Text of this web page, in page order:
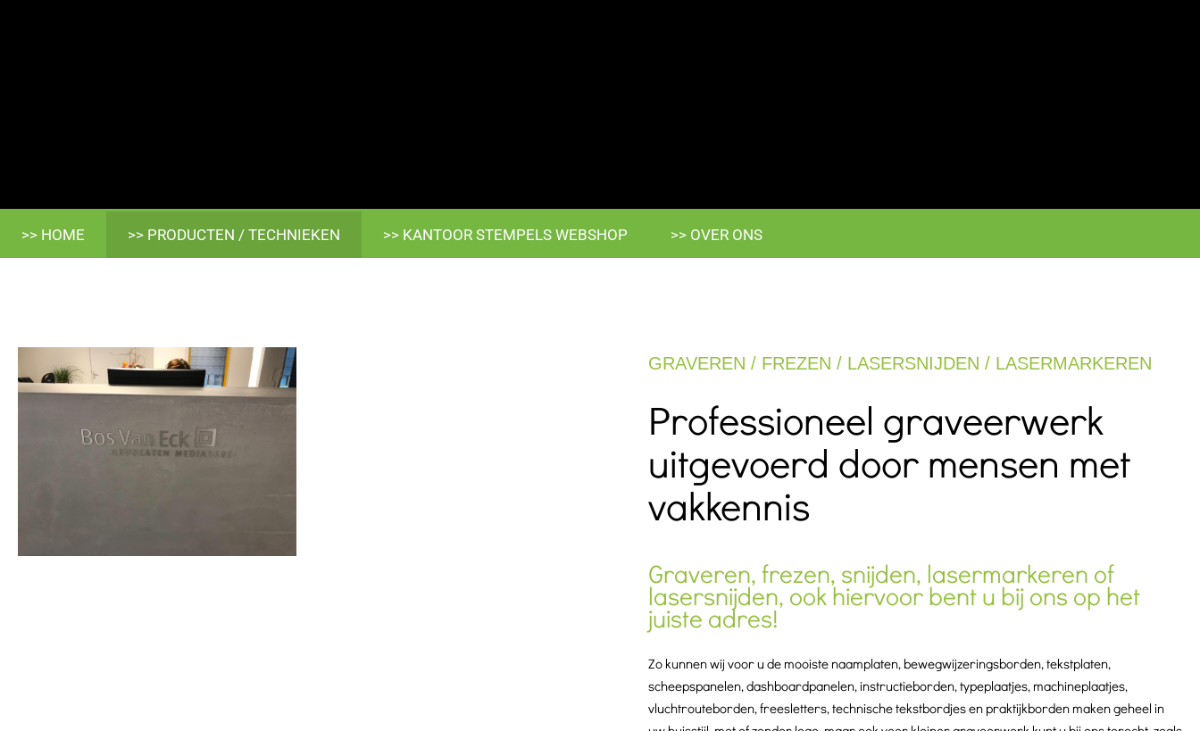
>> HOME >> PRODUCTEN / TECHNIEKEN >> KANTOOR STEMPELS WEBSHOP >> OVER ONS
GRAVEREN / FREZEN / LASERSNIJDEN / LASERMARKEREN
Professioneel graveerwerk
uitgevoerd door mensen met
vakkennis
Graveren, frezen, snijden, lasermarkeren of
lasersnijden, ook hiervoor bent u bij ons op het
juiste adres!
Zo kunnen wij voor u de mooiste naamplaten, bewegwijzeringsborden, tekstplaten,
scheepspanelen, dashboardpanelen, instructieborden, typeplaatjes, machineplaatjes,
vluchtrouteborden, freesletters, technische tekstbordjes en praktijkborden maken geheel in